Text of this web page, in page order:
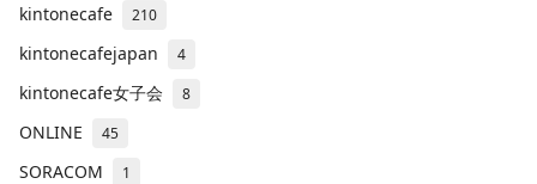
kintonecafe 210
kintonecafejapan 4
kintonecafe女子会 8
ONLINE 45
SORACOM 1